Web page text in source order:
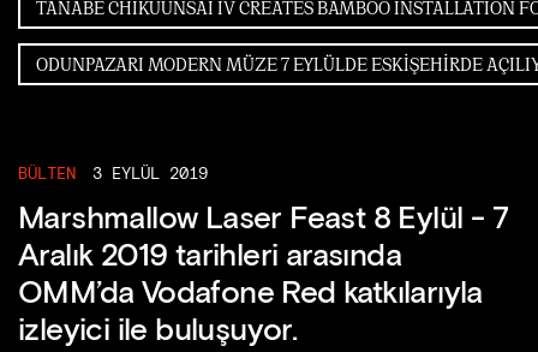
BÜLTEN 3 EYLÜL 2019
Marshmallow Laser Feast 8 Eylül - 7
Aralık 2019 tarihleri arasında
OMM’da Vodafone Red katkılarıyla
izleyici ile buluşuyor.